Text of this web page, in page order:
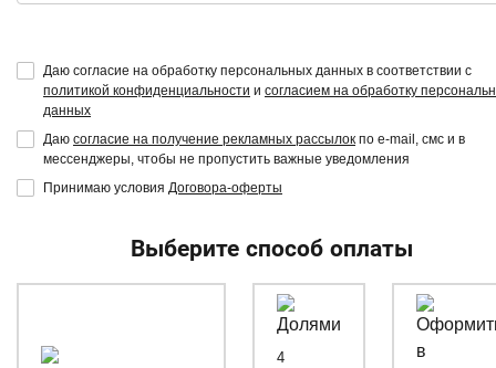
Даю согласие на обработку персональных данных в соответствии с
политикой конфиденциальности и согласием на обработку
данных
Даю согласие на получение рекламных рассылок по e-mail, смс и в
мессенджеры, чтобы не пропустить важные уведомления
Принимаю условия Договора-оферты
Выберите способ оплаты
4